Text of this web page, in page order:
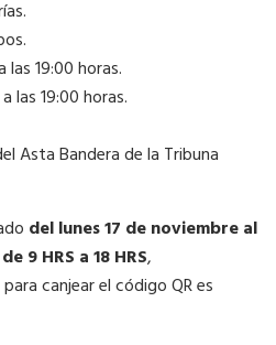
las 19:00 horas.
las 19:00 horas.
Asta Bandera de la Tribuna
del lunes 17 de noviembre al
9 HRS a 18 HRS,
canjear el código QR es